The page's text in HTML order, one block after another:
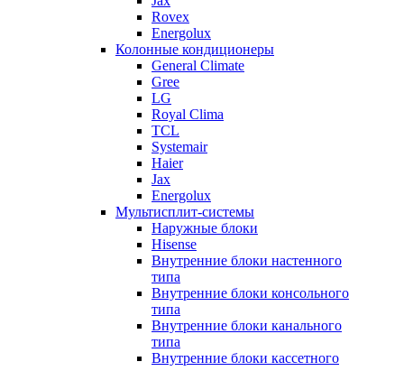
Rovex
Energolux
Колонные кондиционеры
General Climate
Gree
LG
Royal Clima
TCL
Systemair
Haier
Jax
Energolux
Мультисплит-системы
Наружные блоки
Hisense
Внутренние блоки настенного
типа
Внутренние блоки консольного
типа
Внутренние блоки канального
типа
Внутренние блоки кассетного